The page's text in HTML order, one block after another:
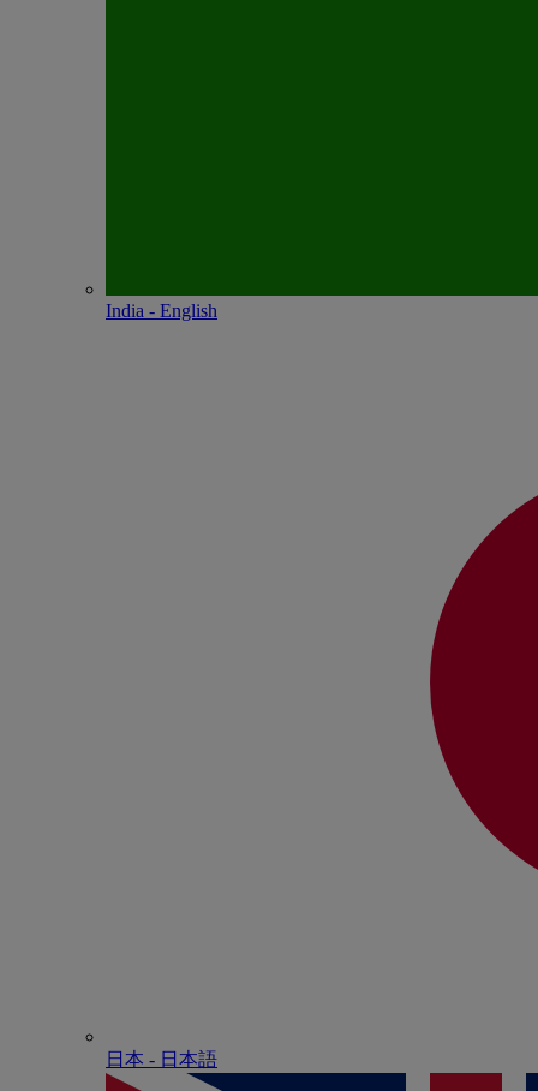
India - English
日本 - ⽇本語